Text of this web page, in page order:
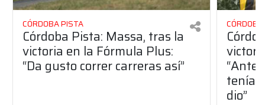
CÓRDOBA PISTA
Córdoba Pista: Massa, tras la
victoria en la Fórmula Plus:
“Da gusto correr carreras así”
dio”